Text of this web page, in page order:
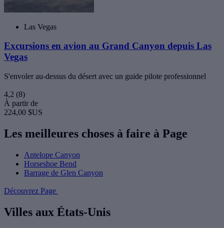
Las Vegas
Excursions en avion au Grand Canyon depuis Las
Vegas
S'envoler au-dessus du désert avec un guide pilote professionnel
4,2 (8)
À partir de
224,00 $US
Les meilleures choses à faire à Page
Antelope Canyon
Horseshoe Bend
Barrage de Glen Canyon
Découvrez Page
Villes aux États-Unis